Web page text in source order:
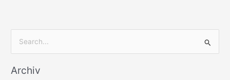
c
Archiv